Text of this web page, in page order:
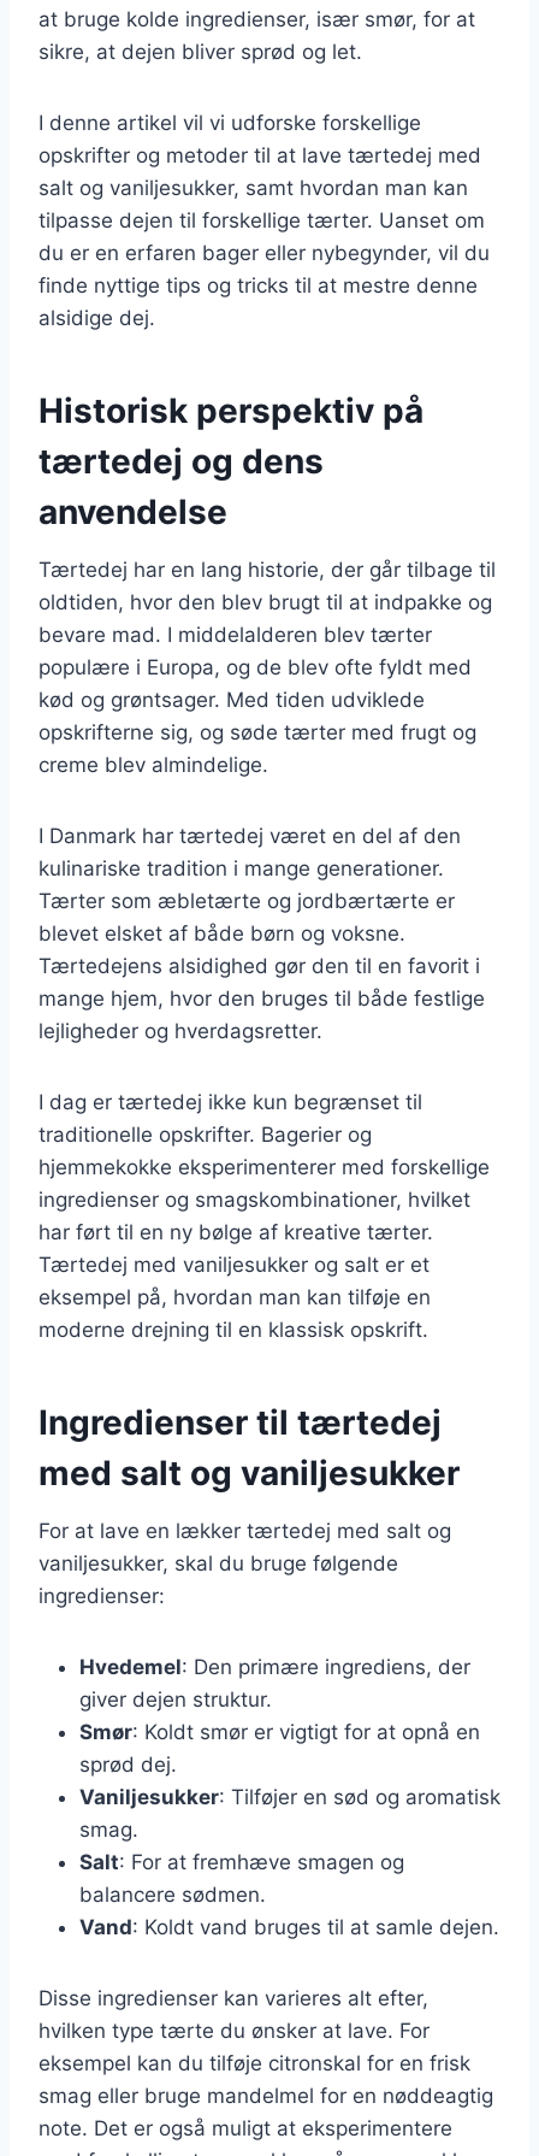
at bruge kolde ingredienser, især smør, for at
sikre, at dejen bliver sprød og let.
I denne artikel vil vi udforske forskellige
opskrifter og metoder til at lave tærtedej med
salt og vaniljesukker, samt hvordan man kan
tilpasse dejen til forskellige tærter. Uanset om
du er en erfaren bager eller nybegynder, vil du
finde nyttige tips og tricks til at mestre denne
alsidige dej.
Historisk perspektiv på
tærtedej og dens
anvendelse
Tærtedej har en lang historie, der går tilbage til
oldtiden, hvor den blev brugt til at indpakke og
bevare mad. I middelalderen blev tærter
populære i Europa, og de blev ofte fyldt med
kød og grøntsager. Med tiden udviklede
opskrifterne sig, og søde tærter med frugt og
creme blev almindelige.
I Danmark har tærtedej været en del af den
kulinariske tradition i mange generationer.
Tærter som æbletærte og jordbærtærte er
blevet elsket af både børn og voksne.
Tærtedejens alsidighed gør den til en favorit i
mange hjem, hvor den bruges til både festlige
lejligheder og hverdagsretter.
I dag er tærtedej ikke kun begrænset til
traditionelle opskrifter. Bagerier og
hjemmekokke eksperimenterer med forskellige
ingredienser og smagskombinationer, hvilket
har ført til en ny bølge af kreative tærter.
Tærtedej med vaniljesukker og salt er et
eksempel på, hvordan man kan tilføje en
moderne drejning til en klassisk opskrift.
Ingredienser til tærtedej
med salt og vaniljesukker
For at lave en lækker tærtedej med salt og
vaniljesukker, skal du bruge følgende
ingredienser:
Hvedemel: Den primære ingrediens, der
giver dejen struktur.
Smør: Koldt smør er vigtigt for at opnå en
sprød dej.
Vaniljesukker: Tilføjer en sød og aromatisk
smag.
Salt: For at fremhæve smagen og
balancere sødmen.
Vand: Koldt vand bruges til at samle dejen.
Disse ingredienser kan varieres alt efter,
hvilken type tærte du ønsker at lave. For
eksempel kan du tilføje citronskal for en frisk
smag eller bruge mandelmel for en nøddeagtig
note. Det er også muligt at eksperimentere